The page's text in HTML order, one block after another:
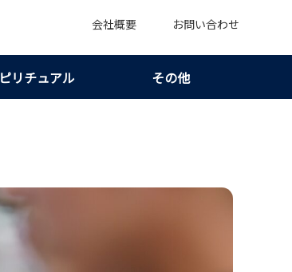
会社概要 お問い合わせ
リチュアル その他
本気と決めない判断軸！